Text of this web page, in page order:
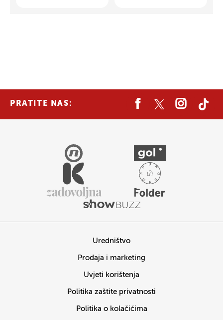
PRATITE NAS:
Uredništvo
Prodaja i marketing
Uvjeti korištenja
Politika zaštite privatnosti
Politika o kolačićima